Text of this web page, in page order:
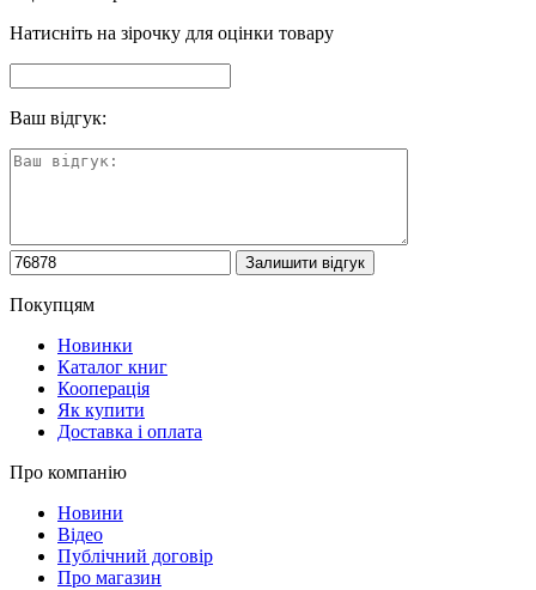
Натисніть на зірочку для оцінки товару
Ваш відгук:
Покупцям
Новинки
Каталог книг
Кооперація
Як купити
Доставка і оплата
Про компанію
Новини
Відео
Публічний договір
Про магазин